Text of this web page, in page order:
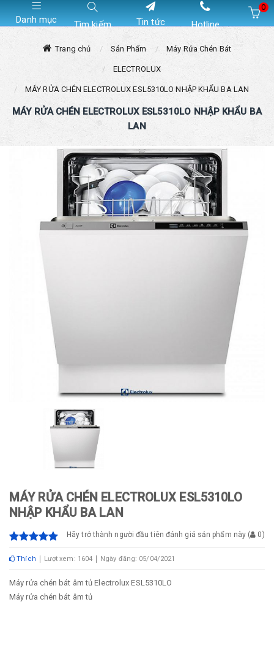
Danh mục Tìm kiếm Tin tức Hotline
0
Trang chủ Sản Phẩm Máy Rửa Chén Bát
ELECTROLUX
MÁY RỬA CHÉN ELECTROLUX ESL5310LO NHẬP KHẨU BA LAN
MÁY RỬA CHÉN ELECTROLUX ESL5310LO NHẬP KHẨU BA
LAN
MÁY RỬA CHÉN ELECTROLUX ESL5310LO
NHẬP KHẨU BA LAN
Hãy trở thành người đầu tiên đánh giá sản phẩm này ( 0)
Thích Lượt xem: 1604 Ngày đăng: 05/04/2021
Máy rửa chén bát âm tủ Electrolux ESL5310LO
Máy rửa chén bát âm tủ